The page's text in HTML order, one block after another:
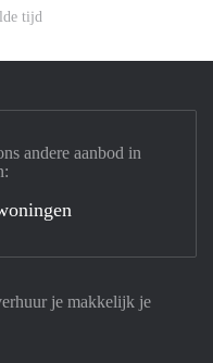
tijd
je makkelijk je
andere aanbod in